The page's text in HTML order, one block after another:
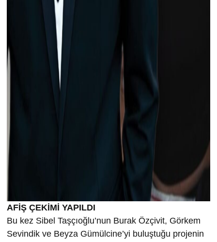
AFİŞ ÇEKİMİ YAPILDI
Bu kez Sibel Taşçıoğlu’nun Burak Özçivit, Görkem
Sevindik ve Beyza Gümülcine’yi buluştuğu projenin